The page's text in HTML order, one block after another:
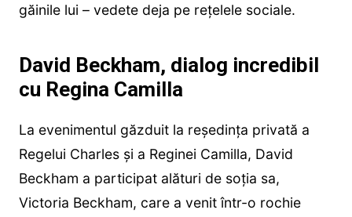
găinile lui – vedete deja pe rețelele sociale.
David Beckham, dialog incredibil
cu Regina Camilla
La evenimentul găzduit la reședința privată a
Regelui Charles și a Reginei Camilla, David
Beckham a participat alături de soția sa,
Victoria Beckham, care a venit într-o rochie